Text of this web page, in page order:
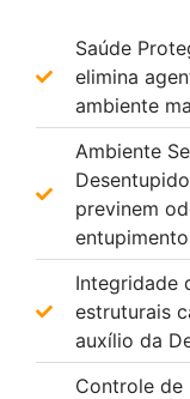
Saúde
elimina
ambiente
Ambiente
previnem
Integridade
estruturais
auxílio da
Controle de